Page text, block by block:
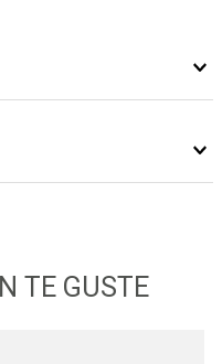
TE GUSTE